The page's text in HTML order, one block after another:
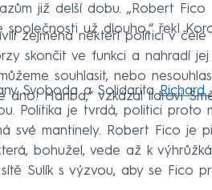
již delší dobu. „Robert
společnosti už dlouho,“ řekl
zejména někteří politici v čele
skončit ve funkci a nahradí
souhlasit, nebo
dno! Hanba,“ vzkázal lídrovi
Svoboda a SolidaritaRichard
Politika je tvrdá, politici proto
své mantinely. Robert Fico je
bohužel, vede až k
Sulík s výzvou, aby se Fico